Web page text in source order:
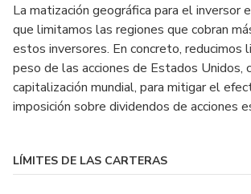
La matización geográfica para el inversor
que limitamos las regiones que cobran
estos inversores. En concreto, reducimos
peso de las acciones de Estados Unidos,
capitalización mundial, para mitigar el
imposición sobre dividendos de acciones
LÍMITES DE LAS CARTERAS